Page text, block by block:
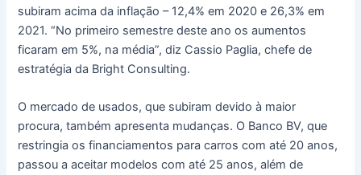
subiram acima da inflação – 12,4% em 2020 e 26,3% em
2021. “No primeiro semestre deste ano os aumentos
ficaram em 5%, na média”, diz Cassio Paglia, chefe de
estratégia da Bright Consulting.
O mercado de usados, que subiram devido à maior
procura, também apresenta mudanças. O Banco BV, que
restringia os financiamentos para carros com até 20 anos,
passou a aceitar modelos com até 25 anos, além de